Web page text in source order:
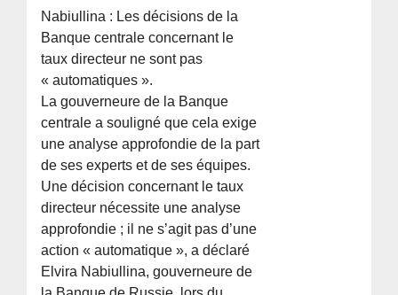
Nabiullina : Les décisions de la
Banque centrale concernant le
taux directeur ne sont pas
« automatiques ».
La gouverneure de la Banque
centrale a souligné que cela exige
une analyse approfondie de la part
de ses experts et de ses équipes.
Une décision concernant le taux
directeur nécessite une analyse
approfondie ; il ne s’agit pas d’une
action « automatique », a déclaré
Elvira Nabiullina, gouverneure de